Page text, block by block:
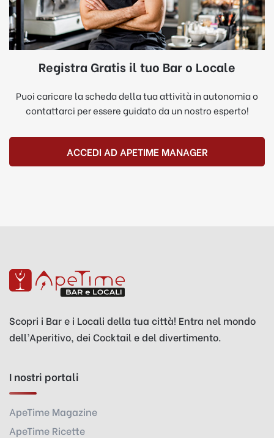
Registra Gratis il tuo Bar o Locale
Puoi caricare la scheda della tua attività in autonomia o
contattarci per essere guidato da un nostro esperto!
ACCEDI AD APETIME MANAGER
Scopri i Bar e i Locali della tua città! Entra nel mondo
dell’Aperitivo, dei Cocktail e del divertimento.
I nostri portali
ApeTime Magazine
ApeTime Ricette